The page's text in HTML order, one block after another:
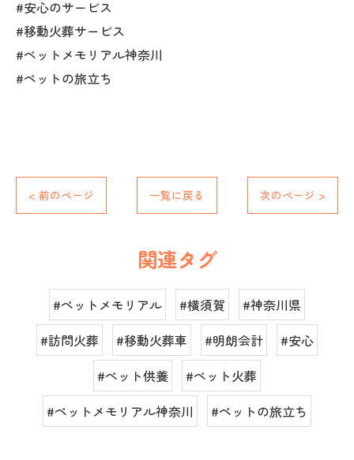
#安心のサービス
#移動火葬サービス
#ペットメモリアル神奈川
#ペットの旅立ち
< 前のページ 一覧に戻る 次のページ >
関連タグ
#ペットメモリアル #横須賀
#神奈川県
#訪問火葬
#移動火葬車 #明朗会計
#安心
#ペット供養
#ペット火葬
#ペットメモリアル神奈川
#ペットの旅立ち